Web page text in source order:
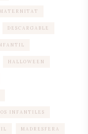
DESCARGABLE
HALLOWEEN
INFANTILES
MADRESFERA